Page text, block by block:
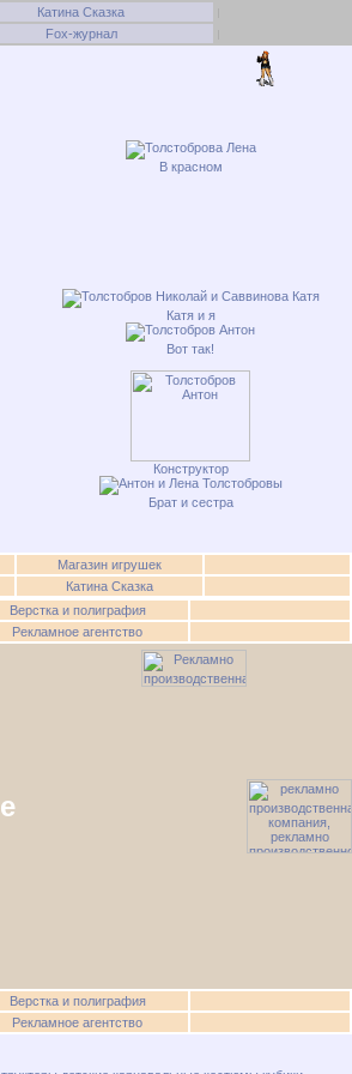
Катина Сказка
Fox-журнал
В красном
Катя и я
Вот так!
Конструктор
Брат и сестра
Магазин игрушек
Катина Сказка
Верстка и полиграфия
Рекламное агентство
Верстка и полиграфия
Рекламное агентство